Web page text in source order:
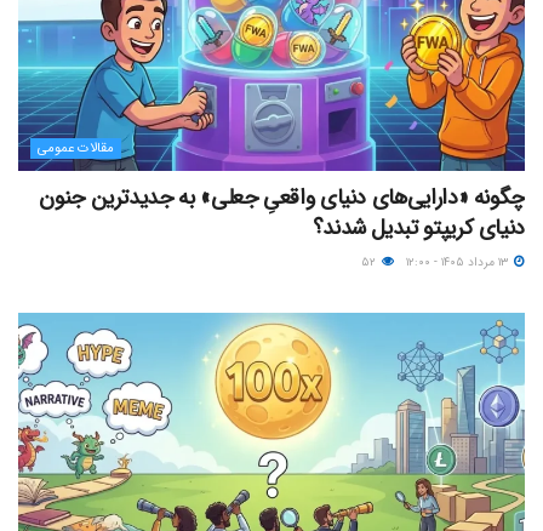
مقالات عمومی
چگونه «دارایی‌های دنیای واقعیِ جعلی» به جدیدترین جنون
دنیای کریپتو تبدیل شدند؟